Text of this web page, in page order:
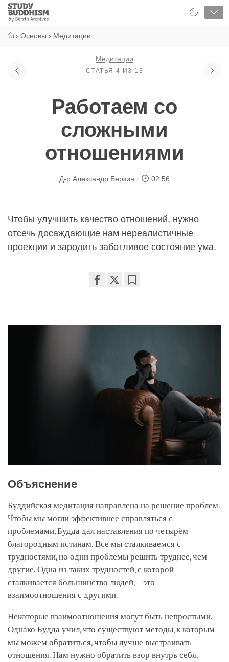
Close
Study
Buddhism
› Основы › Медитации
Медитации
СТАТЬЯ 4 ИЗ 13
Работаем со
сложными
отношениями
Д-р Александр Берзин 02:56
Чтобы улучшить качество отношений, нужно
отсечь досаждающие нам нереалистичные
проекции и зародить заботливое состояние ума.
on
Объяснение
Буддийская медитация направлена на решение проблем.
Чтобы мы могли эффективнее справляться с
проблемами, Будда дал наставления по четырём
благородным истинам. Все мы сталкиваемся с
трудностями, но одни проблемы решить труднее, чем
другие. Одна из таких трудностей, с которой
сталкивается большинство людей, – это
взаимоотношения с другими.
Некоторые взаимоотношения могут быть непростыми.
Однако Будда учил, что существуют методы, к которым
мы можем обратиться, чтобы лучше выстраивать
отношения. Нам нужно обратить взор внутрь себя,